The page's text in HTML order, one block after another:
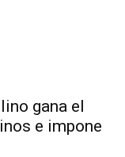
gana el
e impone